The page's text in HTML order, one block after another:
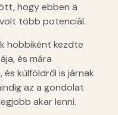
hogy ebben a
több potenciál.
hobbiként kezdte
és mára
külföldről is járnak
az a gondolat
akar lenni.